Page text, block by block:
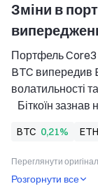
Зміни в
Портфель Core3
BTC випередив
волатильності
Біткоїн
року в
Портфель
BTC 0,21% ETH
Переглянути оригінал
Розгорнути все